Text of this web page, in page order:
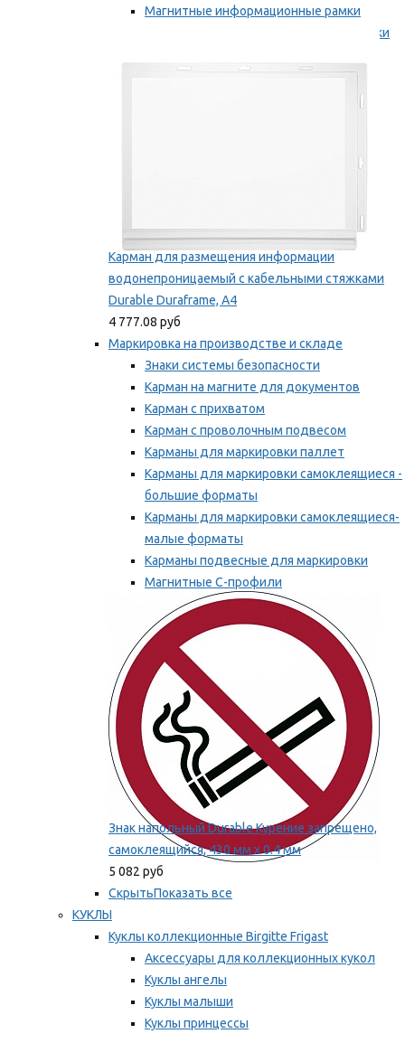
Магнитные информационные рамки
Самоклеящиеся информационные рамки
Карман для размещения информации
водонепроницаемый с кабельными стяжками
Durable Duraframe, А4
4 777.08 руб
Маркировка на производстве и складе
Знаки системы безопасности
Карман на магните для документов
Карман с прихватом
Карман с проволочным подвесом
Карманы для маркировки паллет
Карманы для маркировки самоклеящиеся -
большие форматы
Карманы для маркировки самоклеящиеся-
малые форматы
Карманы подвесные для маркировки
Магнитные С-профили
Напольная маркировка
Мы рекомендуем
Знак напольный Durable Курение запрещено,
самоклеящийся, 430 мм х 0.4 мм
5 082 руб
СкрытьПоказать все
КУКЛЫ
Куклы коллекционные Birgitte Frigast
Аксессуары для коллекционных кукол
Куклы ангелы
Куклы малыши
Куклы принцессы